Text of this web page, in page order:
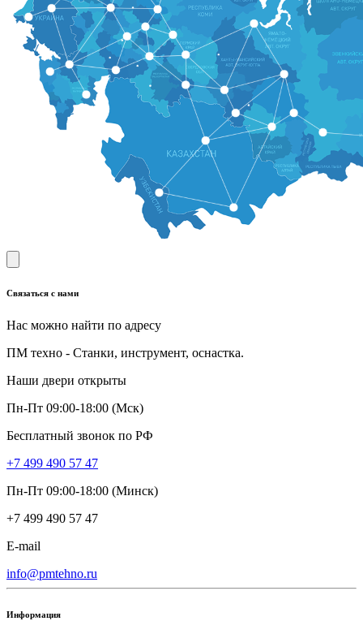
Связаться с нами
Нас можно найти по адресу
ПМ техно - Станки, инструмент, оснастка.
Наши двери открыты
Пн-Пт 09:00-18:00 (Мск)
Бесплатный звонок по РФ
+7 499 490 57 47
Пн-Пт 09:00-18:00 (Минск)
+7 499 490 57 47
E-mail
info@pmtehno.ru
Информация